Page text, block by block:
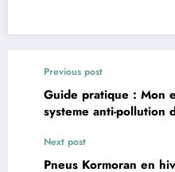
Previous post
Guide pratique : Mon
systeme anti-pollution
Next post
Pneus Kormoran en